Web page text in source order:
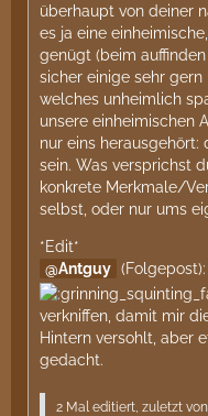
überhaupt von deiner
es ja eine
genügt (beim
sicher einige sehr
welches unheimlich
unsere einheimischen
nur eins
sein. Was versprichst
konkrete Merkmale/
selbst, oder nur ums
*Edit*
Antguy (Folgepost):
verkniffen, damit mir
Hintern versohlt, aber
gedacht.
2 Mal editiert, zuletzt von